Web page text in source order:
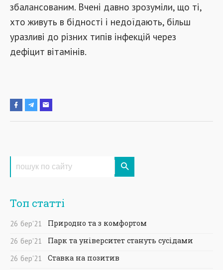
збалансованим. Вчені давно зрозуміли, що ті,
хто живуть в бідності і недоїдають, більш
уразливі до різних типів інфекцій через
дефіцит вітамінів.
Топ статті
26 бер'21
Природно та з комфортом
26 бер'21
Парк та університет стануть сусідами
26 бер'21
Ставка на позитив